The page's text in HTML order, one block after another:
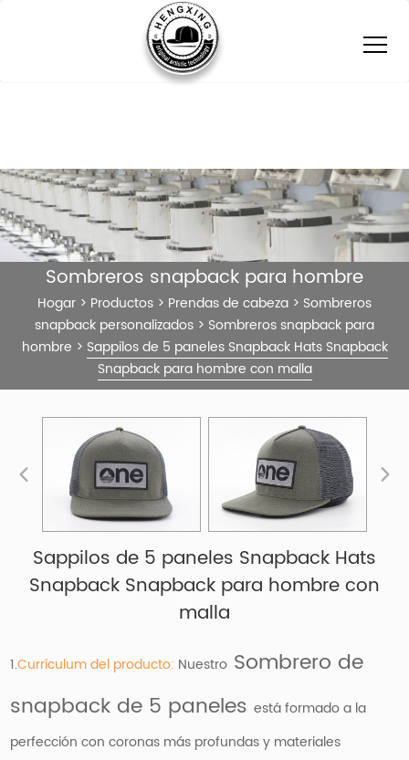
Sombreros snapback para hombre
Hogar > Productos > Prendas de cabeza > Sombreros
snapback personalizados > Sombreros snapback para
hombre > Sappilos de 5 paneles Snapback Hats Snapback
Snapback para hombre con malla
Sappilos de 5 paneles Snapback Hats
Snapback Snapback para hombre con
malla
1.Currículum del producto: Nuestro Sombrero de
snapback de 5 panelesestá formado a la
perfección con coronas más profundas y materiales